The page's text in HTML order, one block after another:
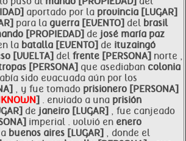
aportado por la provincia [LUGAR]
para la guerra [EVENTO] del brasil
[PROPIEDAD] de josé maría paz
la batalla [EVENTO] de ituzaingó
[VUELTA] del frente [PERSONA] norte ,
[PERSONA] que asediaban colonia
sido evacuada aún por los
, y fue tomado prisionero [PERSONA]
] . enviado a una prisión
de janeiro [LUGAR] , fue canjeado
imperial . volvió en enero
buenos aires [LUGAR] , donde el